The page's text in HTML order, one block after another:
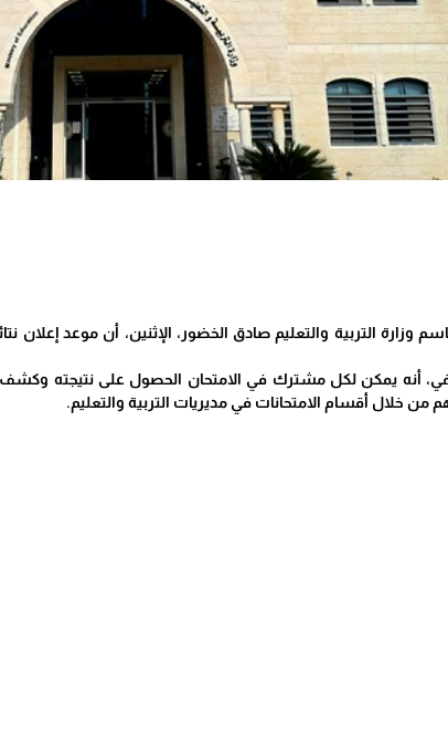
وزارة التربية والتعليم صادق الخضور، الإثنين، أن موعد إعلان
خلال أقسام الامتحانات في مديريات التربية والتعليم.